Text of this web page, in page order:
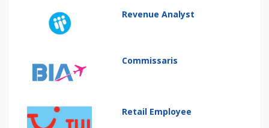
Revenue Analyst
Commissaris
Retail Employee